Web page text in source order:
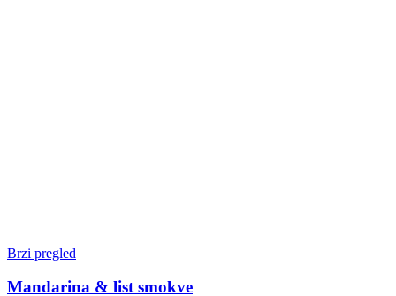
Brzi pregled
Mandarina & list smokve